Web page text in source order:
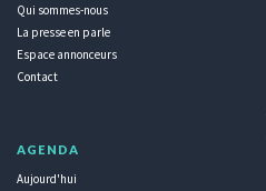
Qui sommes-nous
La presse en parle
Espace annonceurs
Contact
AGENDA
Aujourd'hui